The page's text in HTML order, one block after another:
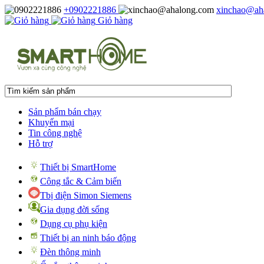
+0902221886
Giỏ hàng
Sản phẩm bán chạy
Khuyến mại
Tin công nghệ
Hỗ trợ
Thiết bị SmartHome
Công tắc & Cảm biến
Tbị điện Simon Siemens
Gia dụng đời sống
Dụng cụ phụ kiện
Thiết bị an ninh báo động
Đèn thông minh